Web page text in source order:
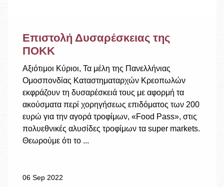
Επιστολή Δυσαρέσκειας της
ΠΟΚΚ
Αξιότιμοι Κύριοι, Τα μέλη της Πανελλήνιας
Ομοσπονδίας Καταστηματαρχών Κρεοπωλών
εκφράζουν τη δυσαρέσκειά τους με αφορμή τα
ακούσματα περί χορηγήσεως επιδόματος των 200
ευρώ για την αγορά τροφίμων, «Food Pass», στις
πολυεθνικές αλυσίδες τροφίμων τα super markets.
Θεωρούμε ότι το ...
06 Sep 2022